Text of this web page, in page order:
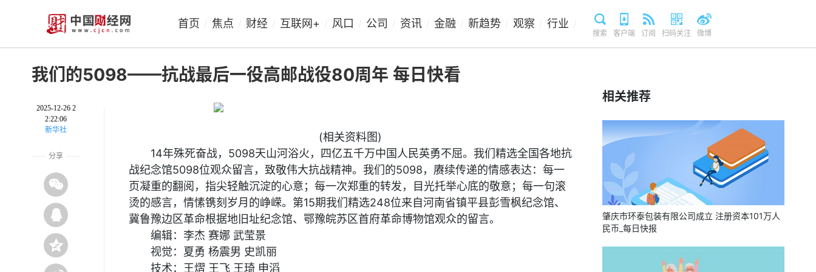
首页 焦点 财经 互联网+ 风口 公司 资讯 金融 新趋势 观察 行业
搜索 客户端 订阅 扫码关注 微博
我们的5098——抗战最后一役高邮战役80周年 每日快看
2025-12-26 2
2:22:06
新华社
分享
(相关资料图)
14年殊死奋战，5098天山河浴火，四亿五千万中国人民英勇不屈。我们精选全国各地抗
战纪念馆5098位观众留言，致敬伟大抗战精神。我们的5098，赓续传递的情感表达：每一
页凝重的翻阅，指尖轻触沉淀的心意；每一次郑重的转发，目光托举心底的敬意；每一句滚
烫的感言，情愫镌刻岁月的峥嵘。第15期我们精选248位来自河南省镇平县彭雪枫纪念馆、
冀鲁豫边区革命根据地旧址纪念馆、鄂豫皖苏区首府革命博物馆观众的留言。
编辑：李杰 赛娜 武莹景
视觉：夏勇 杨震男 史凯丽
技术：王熠 王飞 王琦 申滔
相关推荐
肇庆市环泰包装有限公司成立 注册资本101万人
民币_每日快报